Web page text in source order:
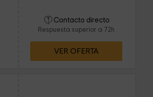
Contacto directo
Respuesta superior a 72h
VER OFERTA